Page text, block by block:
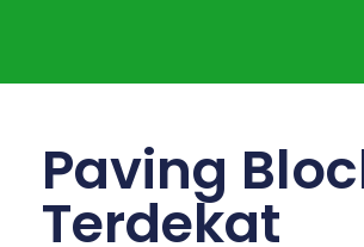
Paving
Terdekat